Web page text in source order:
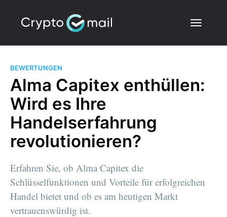
BEWERTUNGEN
Alma Capitex enthüllen:
Wird es Ihre
Handelserfahrung
revolutionieren?
Erfahren Sie, ob Alma Capitex die
Schlüsselfunktionen und Vorteile für erfolgreichen
Handel bietet und ob es am heutigen Markt
vertrauenswürdig ist.